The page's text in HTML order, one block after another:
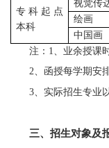
专科起点
本科
视觉传
绘画
中国画
注：1、业余授课
2、函授每学期安
3、实际招生专业
三、招生对象及